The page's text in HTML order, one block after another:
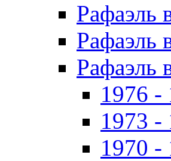
Рафаэль
Рафаэль
Рафаэль
1976 -
1973 -
1970 -